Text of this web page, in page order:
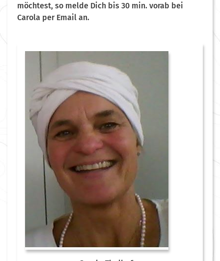
möchtest, so melde Dich bis 30 min. vorab bei
Carola per Email an.